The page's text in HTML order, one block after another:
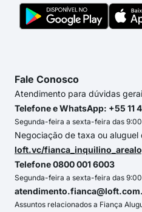
Fale Conosco
Atendimento para dúvidas
Telefone e WhatsApp: +55 11
Segunda-feira a sexta-feira das 9:00
Negociação de taxa ou aluguel
loft.vc/
Telefone 0800 001 6003
Segunda-feira a sexta-feira das 9:00
Assuntos relacionados a Fiança